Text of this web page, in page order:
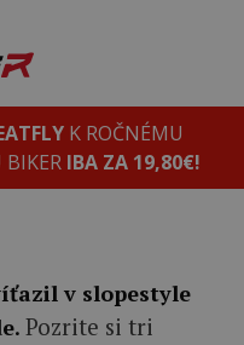
K ROČNÉMU
BIKER IBA ZA 19,80€!
v slopestyle
Pozrite si tri